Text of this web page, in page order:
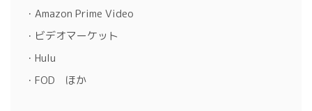
・Amazon Prime Video
・ビデオマーケット
・Hulu
・FOD ほか